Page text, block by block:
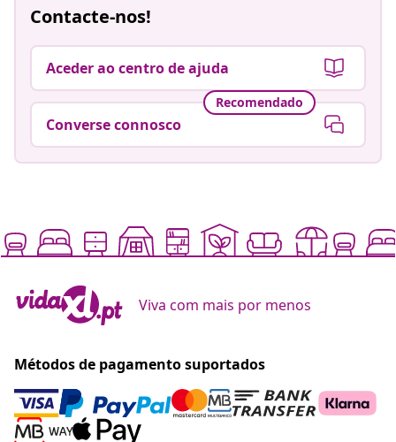
Contacte-nos!
Aceder ao centro de ajuda
Recomendado
Converse connosco
Viva com mais por menos
Métodos de pagamento suportados